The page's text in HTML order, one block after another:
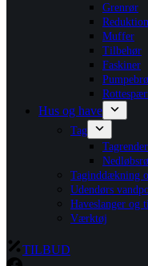
Grenrør
Muffer
Tilbehør
Faskiner
Hus og have
Tag
Tagrender
Taginddækning
Udendørs
Haveslanger og
Værktøj
TILBUD